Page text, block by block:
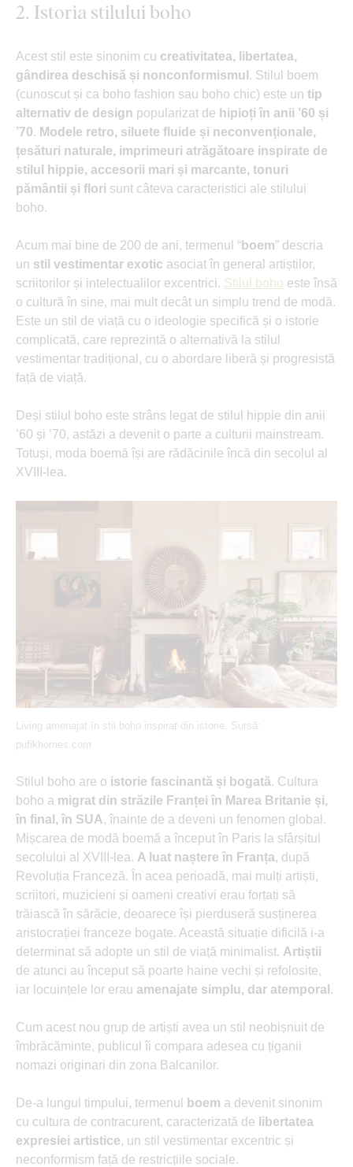
2. Istoria stilului boho
Acest stil este sinonim cu creativitatea, libertatea,
gândirea deschisă și nonconformismul . Stilul boem
(cunoscut și ca boho fashion sau boho chic) este un tip
alternativ de design popularizat de hipioți în anii ’60 și
’70. Modele retro, siluete fluide și neconvenționale,
țesături naturale, imprimeuri atrăgătoare inspirate de
stilul hippie, accesorii mari și marcante, tonuri
pământii și flori sunt câteva caracteristici ale stilului
boho.
Acum mai bine de 200 de ani, termenul “boem” descria
un stil vestimentar exotic asociat în general artiștilor,
scriitorilor și intelectualilor excentrici. Stilul boho este însă
o cultură în sine, mai mult decât un simplu trend de modă.
Este un stil de viață cu o ideologie specifică și o istorie
complicată, care reprezintă o alternativă la stilul
vestimentar tradițional, cu o abordare liberă și progresistă
față de viață.
Deși stilul boho este strâns legat de stilul hippie din anii
’60 și ’70, astăzi a devenit o parte a culturii mainstream.
Totuși, moda boemă își are rădăcinile încă din secolul al
XVIII-lea.
Living amenajat în stil boho inspirat din istorie. Sursă:
pufikhomes.com
Stilul boho are o istorie fascinantă și bogată. Cultura
boho a migrat din străzile Franței în Marea Britanie și,
în final, în SUA, înainte de a deveni un fenomen global.
Mișcarea de modă boemă a început în Paris la sfârșitul
secolului al XVIII-lea. A luat naștere în Franța, după
Revoluția Franceză. În acea perioadă, mai mulți artiști,
scriitori, muzicieni și oameni creativi erau forțați să
trăiască în sărăcie, deoarece își pierduseră susținerea
aristocrației franceze bogate. Această situație dificilă i-a
determinat să adopte un stil de viață minimalist. Artiștii
de atunci au început să poarte haine vechi și refolosite,
iar locuințele lor erau amenajate simplu, dar atemporal .
Cum acest nou grup de artiști avea un stil neobișnuit de
îmbrăcăminte, publicul îi compara adesea cu țiganii
nomazi originari din zona Balcanilor.
De-a lungul timpului, termenul boem a devenit sinonim
cu cultura de contracurent, caracterizată de libertatea
expresiei artistice, un stil vestimentar excentric și
neconformism față de restricțiile sociale.